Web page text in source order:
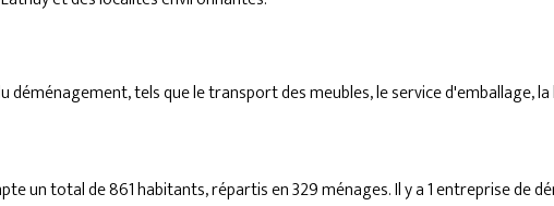
tels que le transport des meubles, le service d'emballage,
un total de 861 habitants, répartis en 329 ménages. Il y a 1 entreprise de